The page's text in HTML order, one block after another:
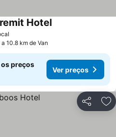
Hotel
a 10.8 km de Van
os preços
Ver preços
Partilhar